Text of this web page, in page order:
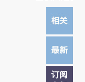
订阅